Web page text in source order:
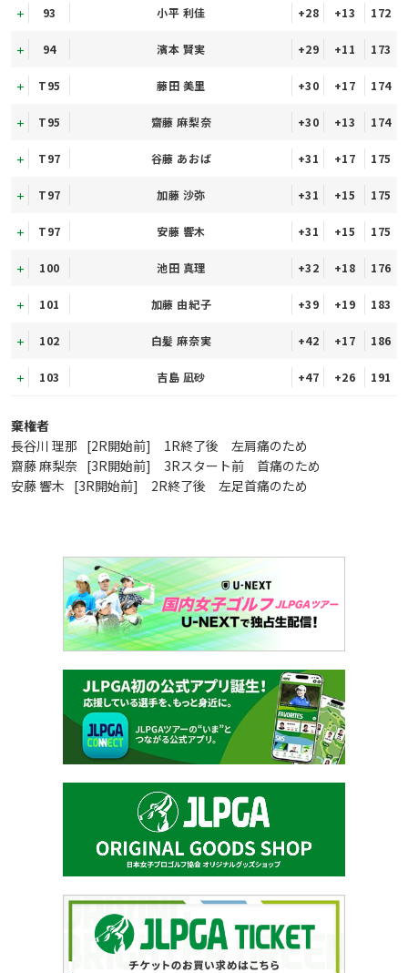
93 小平 利佳 +28 +13 172
94 濱本 賢実 +29 +11 173
T95 藤田 美里 +30 +17 174
T95 齋藤 麻梨奈 +30 +13 174
T97 谷藤 あおば +31 +17 175
T97 加藤 沙弥 +31 +15 175
T97 安藤 響木 +31 +15 175
100 池田 真理 +32 +18 176
101 加藤 由紀子 +39 +19 183
102 白髪 麻奈実 +42 +17 186
103 吉島 凪砂 +47 +26 191
棄権者
長谷川 理那 [2R開始前] 1R終了後 左肩痛のため
齋藤 麻梨奈 [3R開始前] 3Rスタート前 首痛のため
安藤 響木 [3R開始前] 2R終了後 左足首痛のため